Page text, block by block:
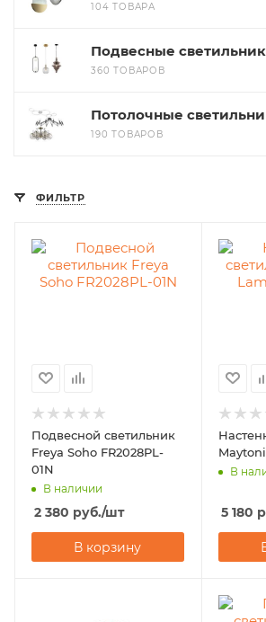
104 ТОВАРА
Подвесные
360 ТОВАРОВ
Потолочные
190 ТОВАРОВ
ФИЛЬТР
Подвесной светильник
Freya Soho FR2028PL-
01N
В наличии
2 380 руб./шт
В корзину
В
5 180